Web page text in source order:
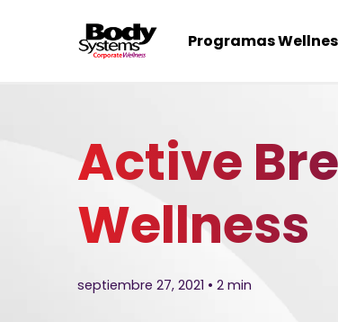
Programas
Active
Wellness
septiembre 27, 2021 • 2 min